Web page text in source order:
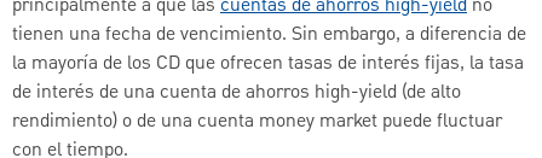
principalmente a que las cuentas de ahorros high-yield no
tienen una fecha de vencimiento. Sin embargo, a diferencia de
la mayoría de los CD que ofrecen tasas de interés fijas, la tasa
de interés de una cuenta de ahorros high-yield (de alto
rendimiento) o de una cuenta money market puede fluctuar
con el tiempo.